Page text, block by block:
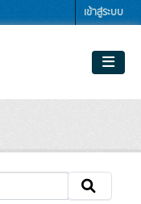
เข้าสู่ระบบ